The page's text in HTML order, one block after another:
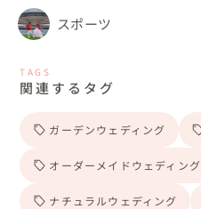
スポーツ
TAGS
関連するタグ
ガーデンウェディング
オーダーメイドウェディング
ナチュラルウェディング